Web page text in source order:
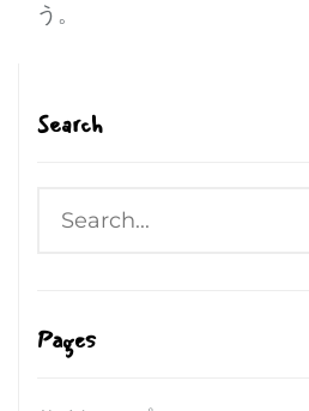
う。
Search
Pages